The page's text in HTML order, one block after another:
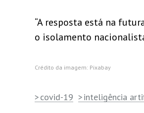
“A resposta está na
o isolamento
Crédito da imagem: Pixabay
covid-19 inteligência